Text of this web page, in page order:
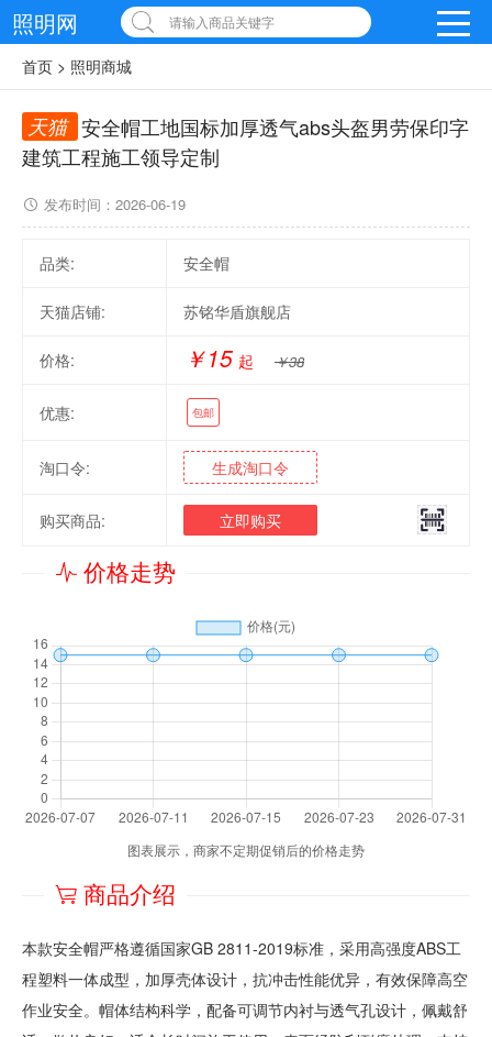
照明网 请输入商品关键字
首页 > 照明商城
天猫 安全帽工地国标加厚透气abs头盔男劳保印字
建筑工程施工领导定制
发布时间： 2026-06-19
品类: 安全帽
天猫店铺: 苏铭华盾旗舰店
价格: ￥15 起 ￥38
优惠: 包邮
淘口令: 生成淘口令
购买商品: 立即购买
价格走势
图表展示，商家不定期促销后的价格走势
商品介绍
本款安全帽严格遵循国家GB 2811-2019标准，采用高强度ABS工
程塑料一体成型，加厚壳体设计，抗冲击性能优异，有效保障高空
作业安全。帽体结构科学，配备可调节内衬与透气孔设计，佩戴舒